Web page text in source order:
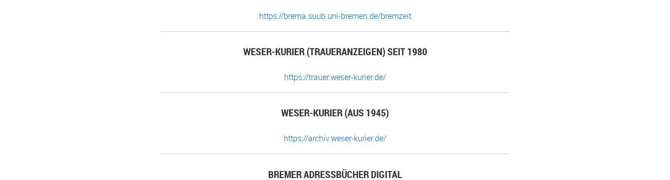
https://brema.suub.uni-bremen.de/bremzeit
WESER-KURIER (TRAUERANZEIGEN) SEIT 1980
https://trauer.weser-kurier.de/
WESER-KURIER (AUS 1945)
https://archiv.weser-kurier.de/
BREMER ADRESSBÜCHER DIGITAL